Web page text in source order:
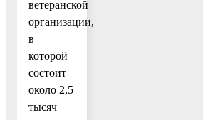
ветеранской
организации,
в
которой
состоит
около 2,5
тысяч